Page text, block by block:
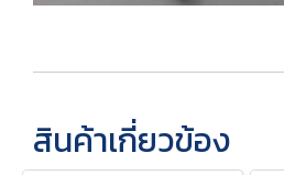
สินค้าเกี่ยวข้อง